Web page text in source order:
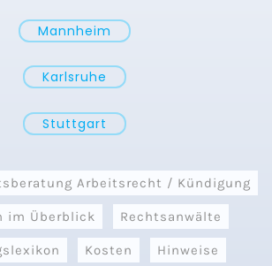
Mannheim
Karlsruhe
Stuttgart
Arbeitsrecht / Kündigung
im Überblick Rechtsanwälte
Kosten Hinweise